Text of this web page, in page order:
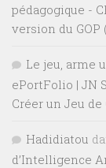
pédagogique -
version du GOP
Le jeu, arme
ePortFolio | JN
Créer un Jeu
Hadidiatou
d’Intelligence